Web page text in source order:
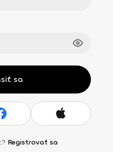
sa
Registrovať sa